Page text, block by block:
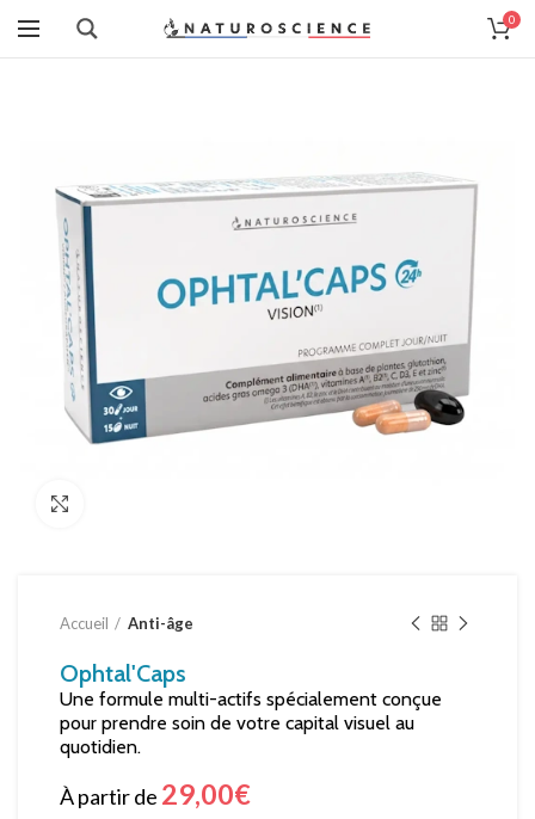
0
Accueil Anti-âge
Ophtal'Caps
Une formule multi-actifs spécialement conçue
pour prendre soin de votre capital visuel au
quotidien.
À partir de 29,00€